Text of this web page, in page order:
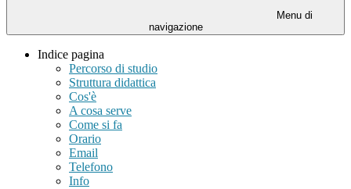
Menu di
navigazione
Indice pagina
Percorso di studio
Struttura didattica
Cos'è
A cosa serve
Come si fa
Orario
Email
Telefono
Info